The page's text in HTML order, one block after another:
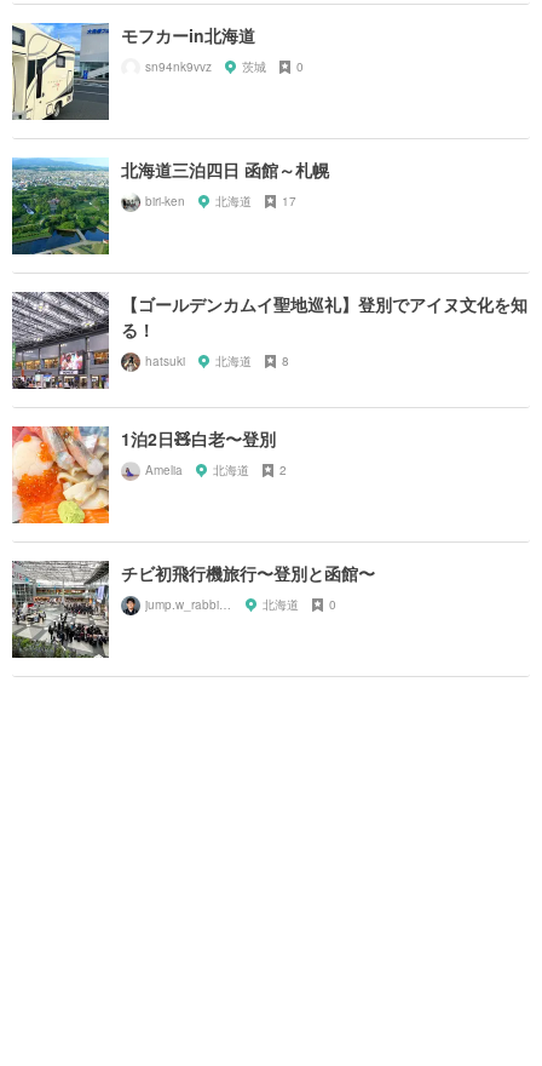
モフカーin北海道
sn94nk9vvz 茨城 0
北海道三泊四日 函館～札幌
biri-ken 北海道 17
【ゴールデンカムイ聖地巡礼】登別でアイヌ文化を知
る！
hatsuki 北海道 8
1泊2日🧸白老〜登別
Amelia 北海道 2
チビ初飛行機旅行〜登別と函館〜
jump.w_rabbitkun 北海道 0